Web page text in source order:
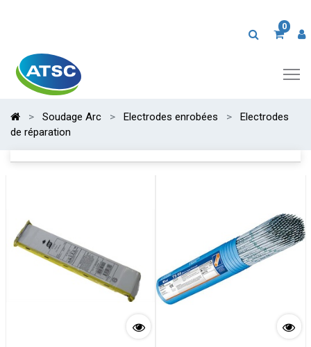
0
Soudage Arc Electrodes enrobées
Electrodes
de réparation